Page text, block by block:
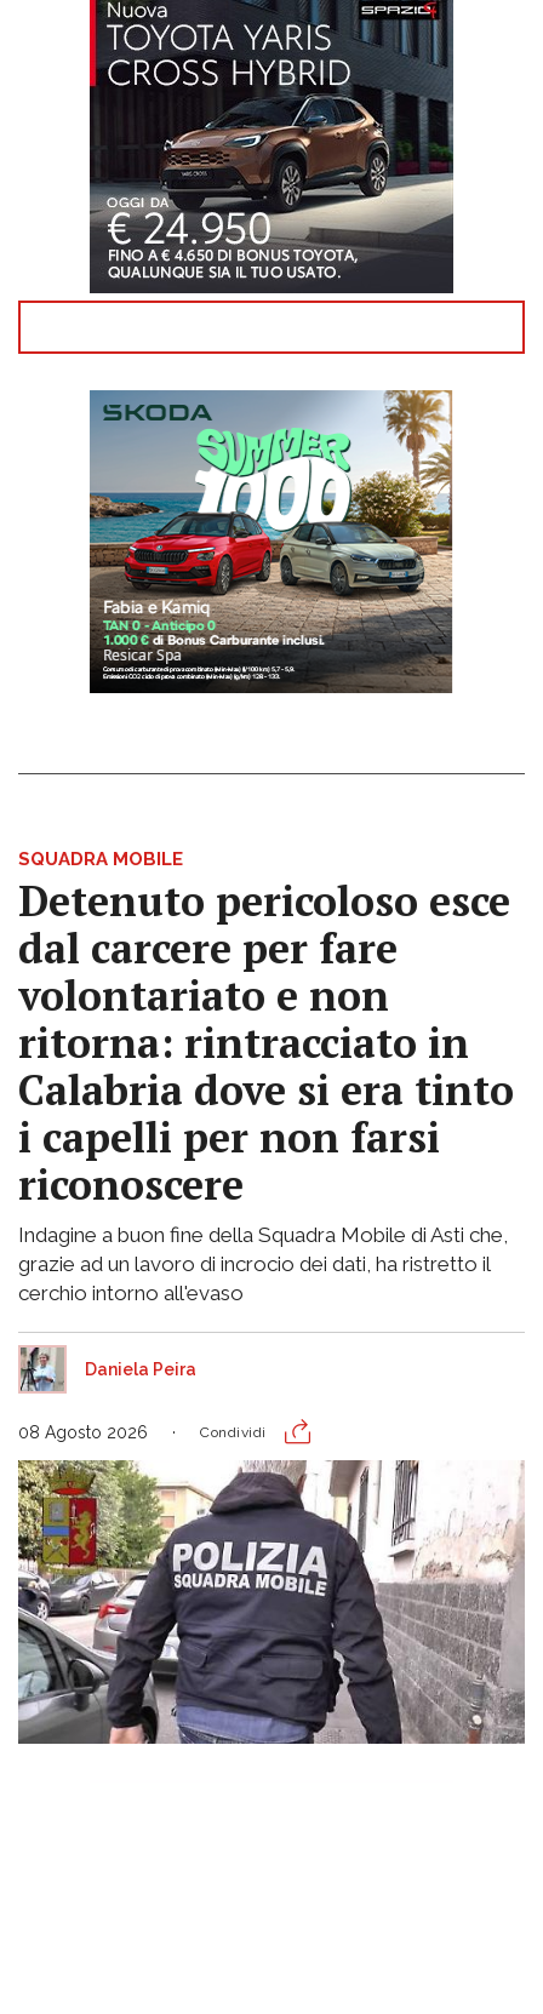
SQUADRA MOBILE
Detenuto pericoloso esce
dal carcere per fare
volontariato e non
ritorna: rintracciato in
Calabria dove si era tinto
i capelli per non farsi
riconoscere
Indagine a buon fine della Squadra Mobile di Asti che,
grazie ad un lavoro di incrocio dei dati, ha ristretto il
cerchio intorno all'evaso
Daniela Peira
08 Agosto 2026 Condividi